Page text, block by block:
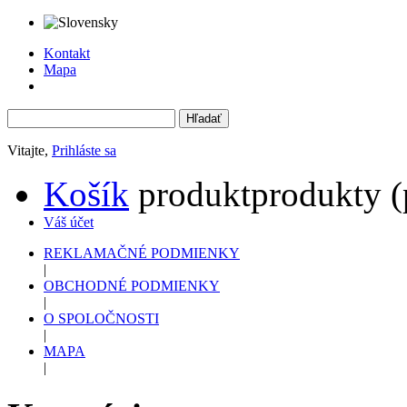
Kontakt
Mapa
Vitajte, Prihláste sa
Košík produktprodukty
Váš účet
REKLAMAČNÉ PODMIENKY
|
OBCHODNÉ PODMIENKY
|
O SPOLOČNOSTI
|
MAPA
|